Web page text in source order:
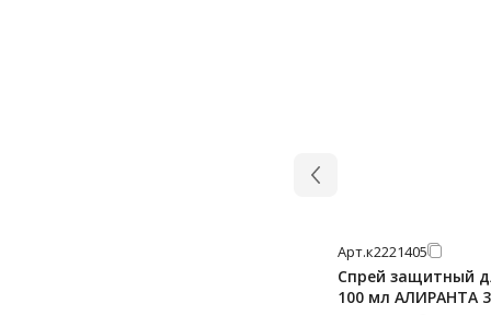
Арт.к2221405
Спрей защитный
100 мл АЛИРАНТА